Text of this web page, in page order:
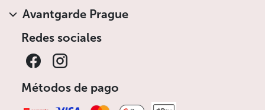
Avantgarde Prague
Redes sociales
Métodos de pago